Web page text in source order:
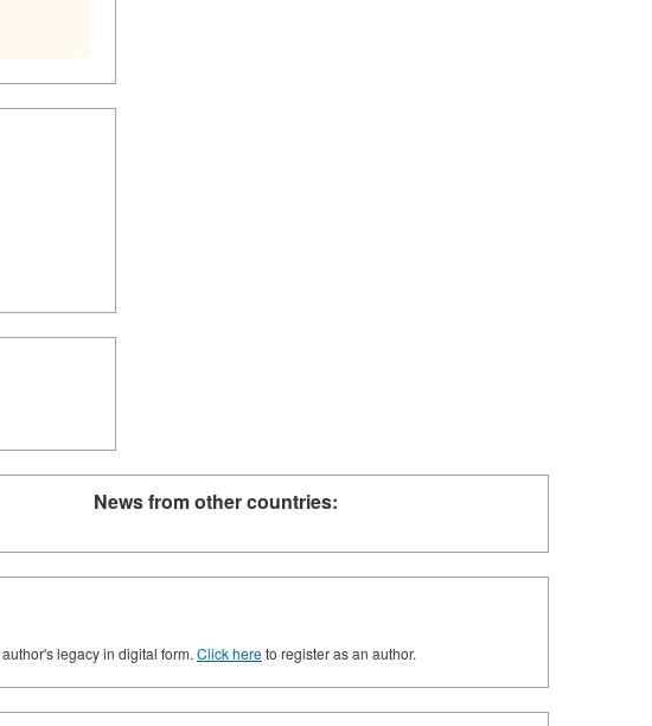
News from other countries:
legacy in digital form. Click hereto register as an author.